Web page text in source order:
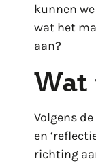
kunnen
wat het
aan?
Wat
Volgens de
en
richting